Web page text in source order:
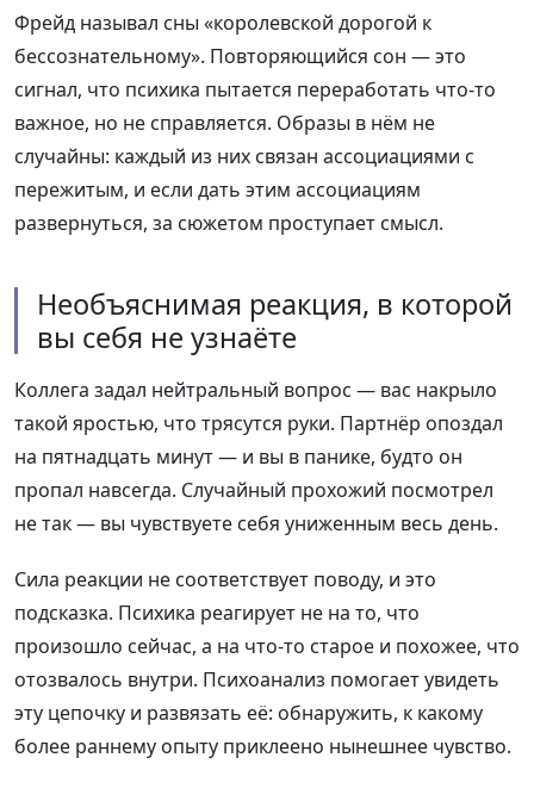
Фрейд называл сны «королевской дорогой к
бессознательному». Повторяющийся сон — это
сигнал, что психика пытается переработать что-то
важное, но не справляется. Образы в нём не
случайны: каждый из них связан ассоциациями с
пережитым, и если дать этим ассоциациям
развернуться, за сюжетом проступает смысл.
Необъяснимая реакция, в которой
вы себя не узнаёте
Коллега задал нейтральный вопрос — вас накрыло
такой яростью, что трясутся руки. Партнёр опоздал
на пятнадцать минут — и вы в панике, будто он
пропал навсегда. Случайный прохожий посмотрел
не так — вы чувствуете себя униженным весь день.
Сила реакции не соответствует поводу, и это
подсказка. Психика реагирует не на то, что
произошло сейчас, а на что-то старое и похожее, что
отозвалось внутри. Психоанализ помогает увидеть
эту цепочку и развязать её: обнаружить, к какому
более раннему опыту приклеено нынешнее чувство.